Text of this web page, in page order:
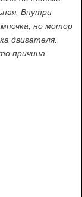
Внутри
но мотор
двигателя.
причина